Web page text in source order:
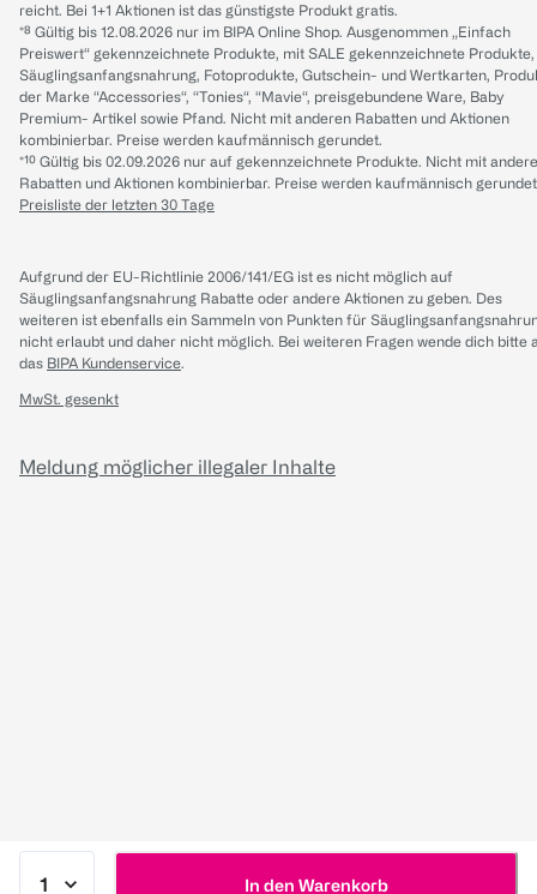
In den Warenkorb
reicht. Bei 1+1 Aktionen ist das günstigste Produkt gratis.
*⁸ Gültig bis 12.08.2026 nur im BIPA Online Shop. Ausgenommen „Einfach
Preiswert“ gekennzeichnete Produkte, mit SALE gekennzeichnete Produkte,
Säuglingsanfangsnahrung, Fotoprodukte, Gutschein- und Wertkarten,
der Marke “Accessories“, “Tonies“, “Mavie“, preisgebundene Ware, Baby
Premium- Artikel sowie Pfand. Nicht mit anderen Rabatten und Aktionen
kombinierbar. Preise werden kaufmännisch gerundet.
*¹⁰ Gültig bis 02.09.2026 nur auf gekennzeichnete Produkte. Nicht mit
Rabatten und Aktionen kombinierbar. Preise werden kaufmännisch
Preisliste der letzten 30 Tage
Aufgrund der EU-Richtlinie 2006/141/EG ist es nicht möglich auf
Säuglingsanfangsnahrung Rabatte oder andere Aktionen zu geben. Des
weiteren ist ebenfalls ein Sammeln von Punkten für
nicht erlaubt und daher nicht möglich. Bei weiteren Fragen wende dich bitte
das BIPA Kundenservice.
MwSt. gesenkt
Meldung möglicher illegaler Inhalte